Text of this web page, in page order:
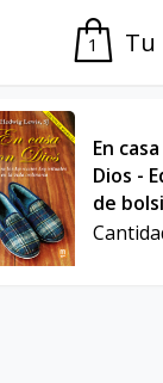
por la
El Grupo
1 Tu
En
Dios -
de